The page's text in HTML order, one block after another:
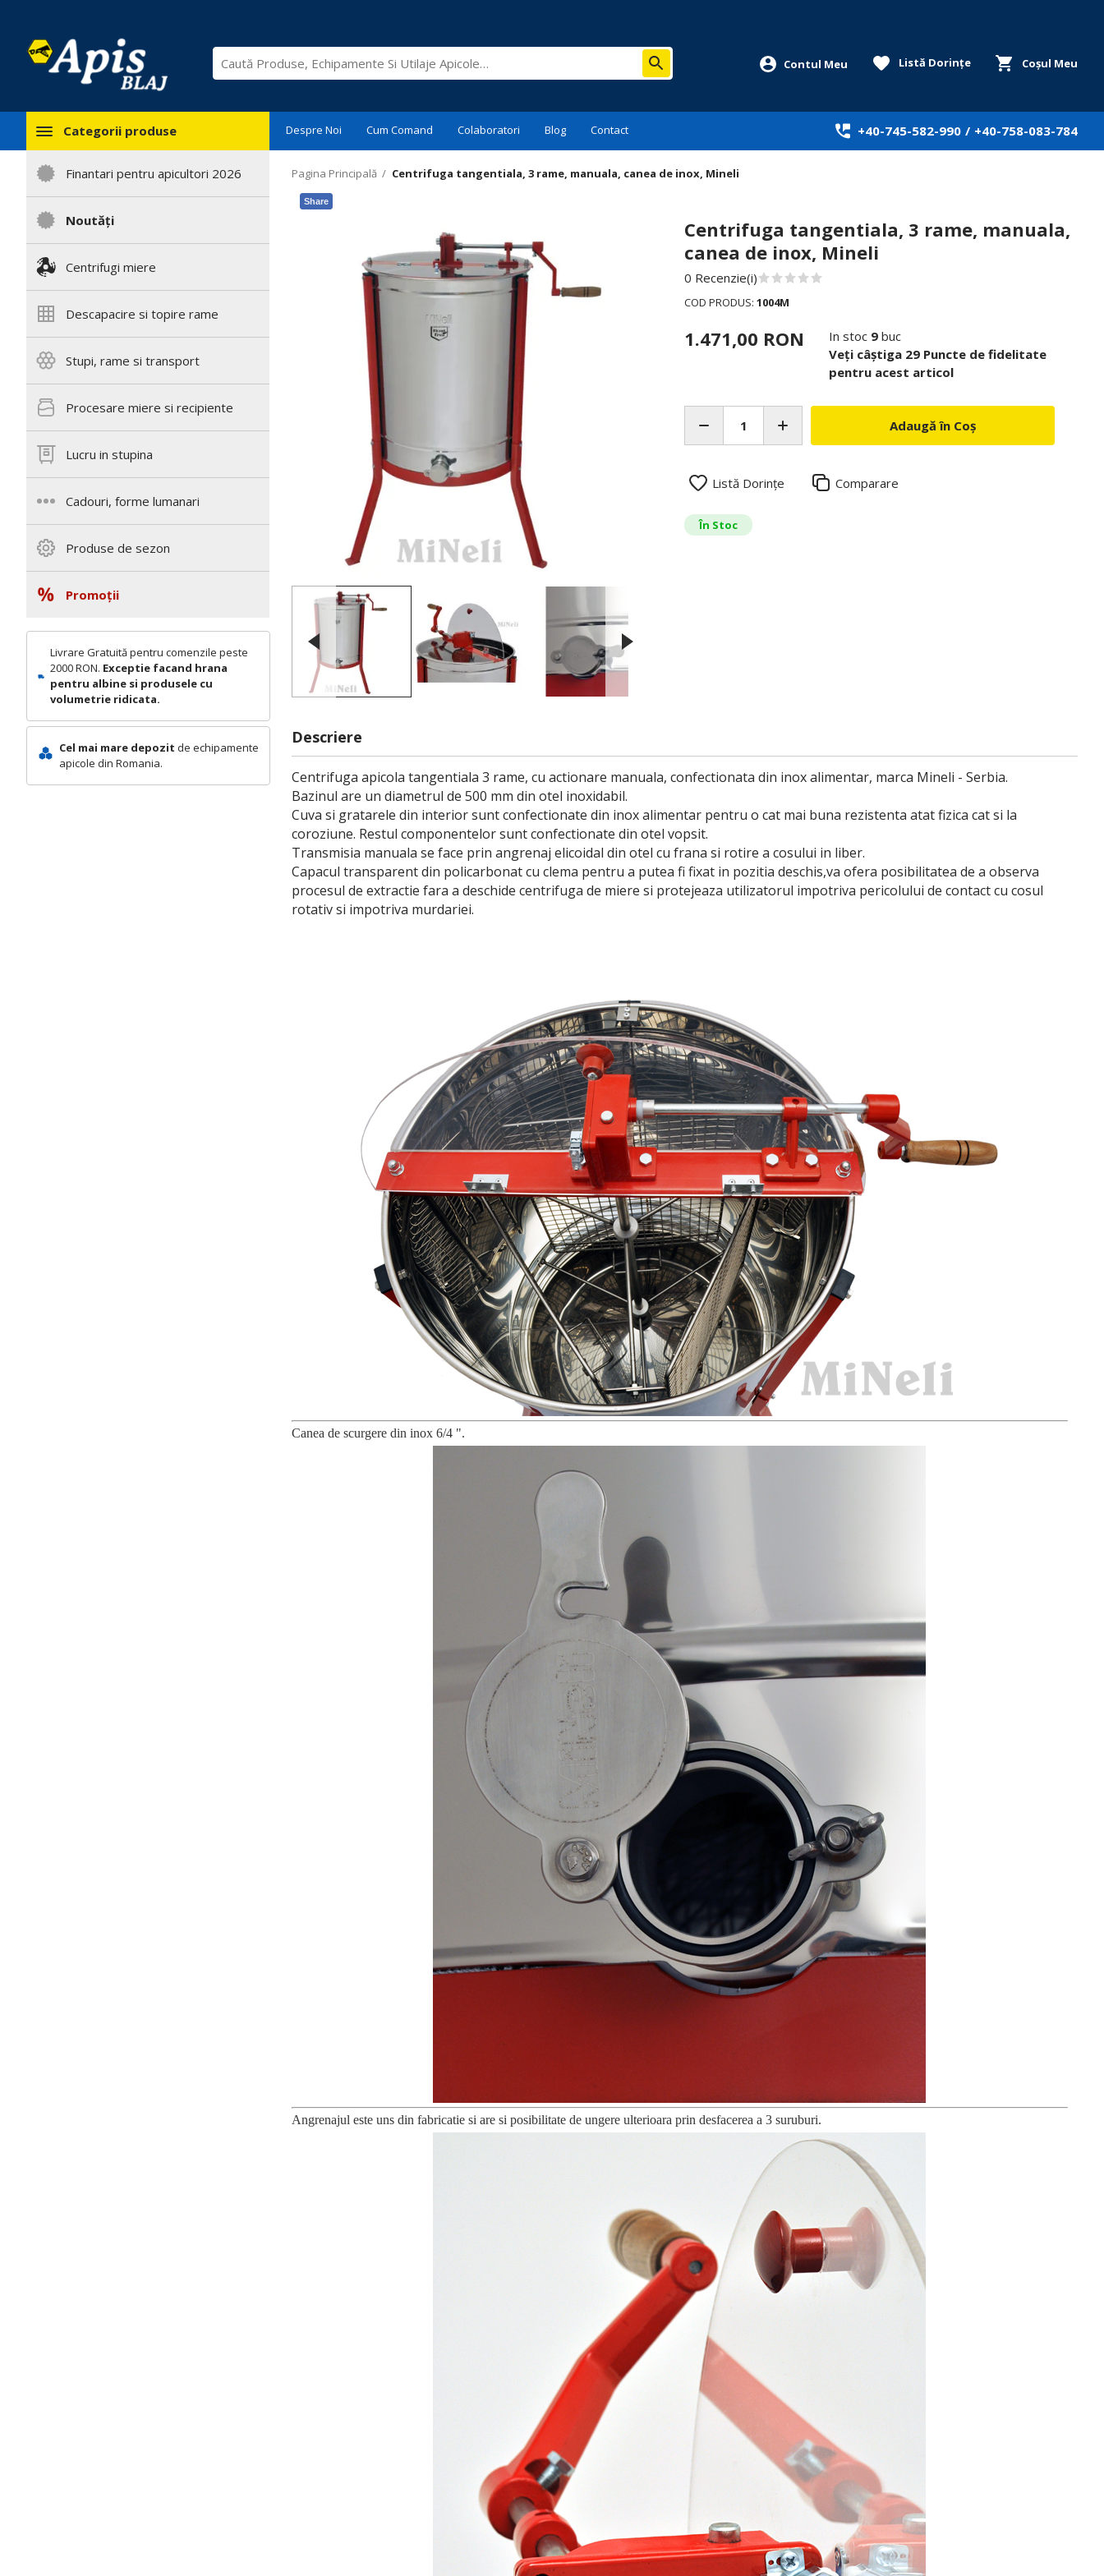
Coșul Meu
Listă Dorințe
Categorii produse
Finantari pentru apicultori 2026
Noutăți
Centrifugi miere
Descapacire si topire rame
Stupi, rame si transport
Procesare miere si recipiente
Lucru in stupina
Cadouri, forme lumanari
Produse de sezon
Promoții
Despre Noi Cum Comand Colaboratori Blog Contact +40-745-582-990 / +40-758-083-784
Livrare Gratuită pentru comenzile peste
2000 RON. Exceptie facand hrana
pentru albine si produsele cu
volumetrie ridicata.
Cel mai mare depozit de echipamente
apicole din Romania.
Pagina Principală / Centrifuga tangentiala, 3 rame, manuala, canea de inox, Mineli
Share
Centrifuga tangentiala, 3 rame, manuala,
canea de inox, Mineli
0 Recenzie(i)
COD PRODUS:1004M
1.471,00 RON In stoc 9 buc
Veți câștiga 29 Puncte de fidelitate
pentru acest articol
Adaugă în Coș
Listă Dorințe Comparare
În Stoc
Descriere
Centrifuga apicola tangentiala 3 rame, cu actionare manuala, confectionata din inox alimentar, marca Mineli - Serbia.
Bazinul are un diametrul de 500 mm din otel inoxidabil.
Cuva si gratarele din interior sunt confectionate din inox alimentar pentru o cat mai buna rezistenta atat fizica cat si la
coroziune. Restul componentelor sunt confectionate din otel vopsit.
Transmisia manuala se face prin angrenaj elicoidal din otel cu frana si rotire a cosului in liber.
Capacul transparent din policarbonat cu clema pentru a putea fi fixat in pozitia deschis,va ofera posibilitatea de a observa
procesul de extractie fara a deschide centrifuga de miere si protejeaza utilizatorul impotriva pericolului de contact cu cosul
rotativ si impotriva murdariei.
Canea de scurgere din inox 6/4 ".
Angrenajul este uns din fabricatie si are si posibilitate de ungere ulterioara prin desfacerea a 3 suruburi.